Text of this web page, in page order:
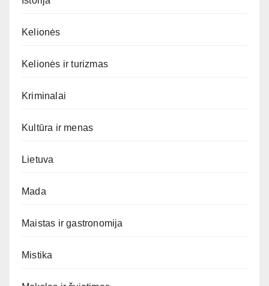
Kelionės
Kelionės ir turizmas
Kriminalai
Kultūra ir menas
Lietuva
Mada
Maistas ir gastronomija
Mistika